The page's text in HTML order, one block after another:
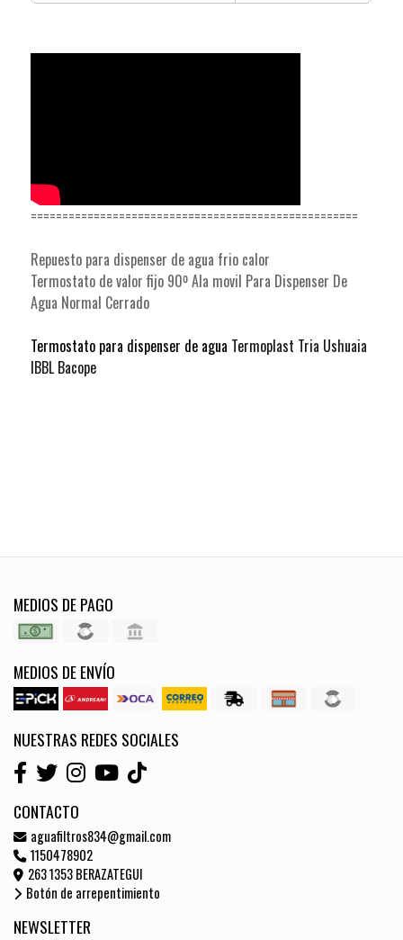
====================================================
Repuesto para dispenser de agua frio calor
Termostato de valor fijo 90º Ala movil Para Dispenser De
Agua Normal Cerrado
Termostato para dispenser de agua Termoplast Tria Ushuaia
IBBL Bacope
MEDIOS DE PAGO
MEDIOS DE ENVÍO
NUESTRAS REDES SOCIALES
CONTACTO
aguafiltros834@gmail.com
1150478902
263 1353 BERAZATEGUI
Botón de arrepentimiento
NEWSLETTER